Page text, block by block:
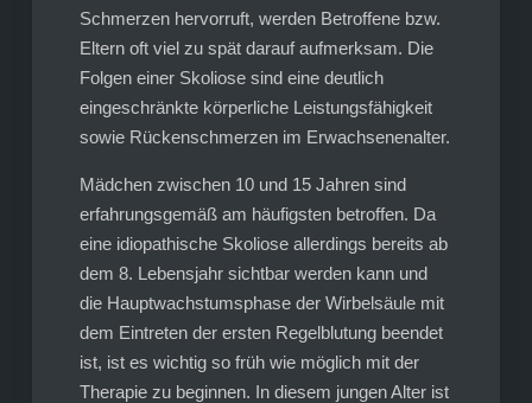
Schmerzen hervorruft, werden Betroffene bzw.
Eltern oft viel zu spät darauf aufmerksam. Die
Folgen einer Skoliose sind eine deutlich
eingeschränkte körperliche Leistungsfähigkeit
sowie Rückenschmerzen im Erwachsenenalter.
Mädchen zwischen 10 und 15 Jahren sind
erfahrungsgemäß am häufigsten betroffen. Da
eine idiopathische Skoliose allerdings bereits ab
dem 8. Lebensjahr sichtbar werden kann und
die Haupt­wachstums­phase der Wirbelsäule mit
dem Eintreten der ersten Regelblutung beendet
ist, ist es wichtig so früh wie möglich mit der
Therapie zu beginnen. In diesem jungen Alter ist